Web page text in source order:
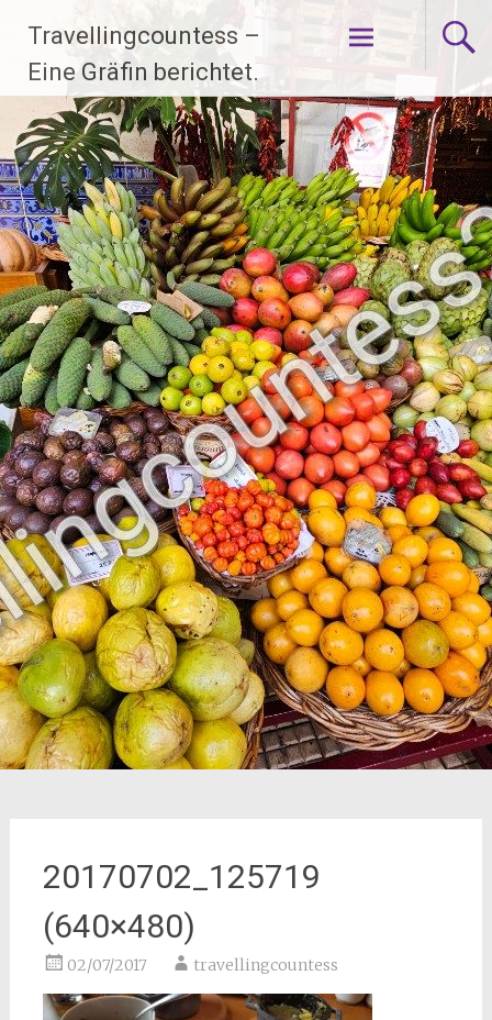
Inhalt
springen
Travellingcountess –
Eine Gräfin berichtet.
20170702_125719
(640×480)
02/07/2017 travellingcountess